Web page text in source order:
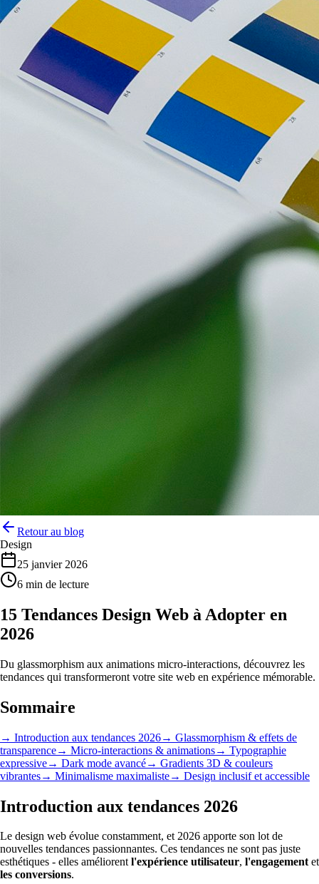
Retour au blog
Design
25 janvier 2026
6 min de lecture
15 Tendances Design Web à Adopter en
2026
Du glassmorphism aux animations micro-interactions, découvrez les
tendances qui transformeront votre site web en expérience mémorable.
Sommaire
→ Introduction aux tendances 2026→ Glassmorphism & effets de
transparence→ Micro-interactions & animations→ Typographie
expressive→ Dark mode avancé→ Gradients 3D & couleurs
vibrantes→ Minimalisme maximaliste→ Design inclusif et accessible
Introduction aux tendances 2026
Le design web évolue constamment, et 2026 apporte son lot de
nouvelles tendances passionnantes. Ces tendances ne sont pas juste
esthétiques - elles améliorentl'expérience utilisateur, l'engagementet
les conversions.